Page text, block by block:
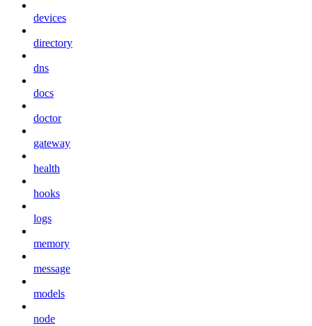
devices
directory
dns
docs
doctor
gateway
health
hooks
logs
memory
message
models
node